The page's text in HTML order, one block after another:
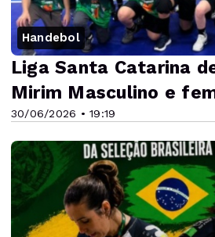
Handebol
30/06/2026 • 19:19
Liga Santa Catarina
Mirim Masculino e